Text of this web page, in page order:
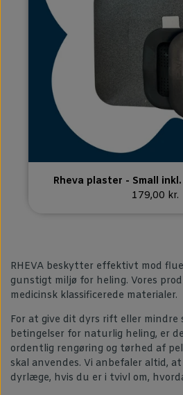
Rheva plaster - Small
179,00 kr.
RHEVA beskytter effektivt mod
gunstigt miljø for heling. Vores
medicinsk klassificerede materialer.
For at give dit dyrs rift eller mindre
betingelser for naturlig heling, er
ordentlig rengøring og tørhed af
skal anvendes. Vi anbefaler altid,
dyrlæge, hvis du er i tvivl om,